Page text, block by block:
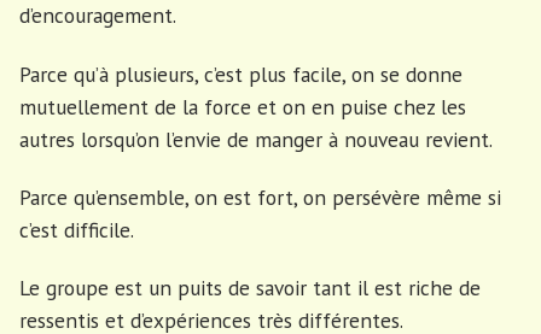
d’encouragement.
Parce qu’à plusieurs, c’est plus facile, on se donne
mutuellement de la force et on en puise chez les
autres lorsqu’on l’envie de manger à nouveau revient.
Parce qu’ensemble, on est fort, on persévère même si
c’est difficile.
Le groupe est un puits de savoir tant il est riche de
ressentis et d’expériences très différentes.